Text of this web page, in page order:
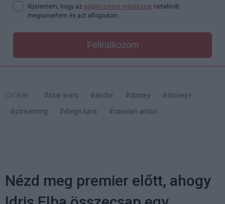
Kijelentem, hogy az adatkezelési nyilatkozat tartalmát
megismertem és azt elfogadom.
Feliratkozom
Címkék: #star wars #andor #disney
#disney+
#streaming
#diego luna #cassian andor
Nézd meg premier előtt, ahogy